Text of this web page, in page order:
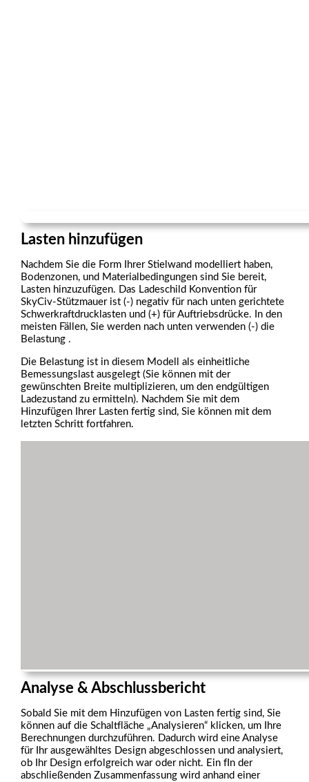
Lasten hinzufügen
Nachdem Sie die Form Ihrer Stielwand modelliert haben,
Bodenzonen, und Materialbedingungen sind Sie bereit,
Lasten hinzuzufügen. Das Ladeschild Konvention für
SkyCiv-Stützmauer ist (-) negativ für nach unten gerichtete
Schwerkraftdrucklasten und (+) für Auftriebsdrücke. In den
meisten Fällen, Sie werden nach unten verwenden (-) die
Belastung .
Die Belastung ist in diesem Modell als einheitliche
Bemessungslast ausgelegt (Sie können mit der
gewünschten Breite multiplizieren, um den endgültigen
Ladezustand zu ermitteln). Nachdem Sie mit dem
Hinzufügen Ihrer Lasten fertig sind, Sie können mit dem
letzten Schritt fortfahren.
Analyse & Abschlussbericht
Sobald Sie mit dem Hinzufügen von Lasten fertig sind, Sie
können auf die Schaltfläche „Analysieren“ klicken, um Ihre
Berechnungen durchzuführen. Dadurch wird eine Analyse
für Ihr ausgewähltes Design abgeschlossen und analysiert,
ob Ihr Design erfolgreich war oder nicht. Ein fIn der
abschließenden Zusammenfassung wird anhand einer